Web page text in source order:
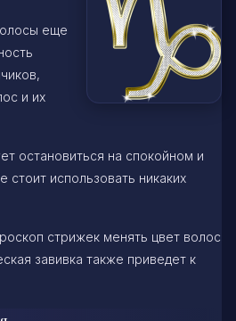
еще
и их
остановиться на спокойном и
стоит использовать никаких
стрижек менять цвет волос
завивка также приведет к